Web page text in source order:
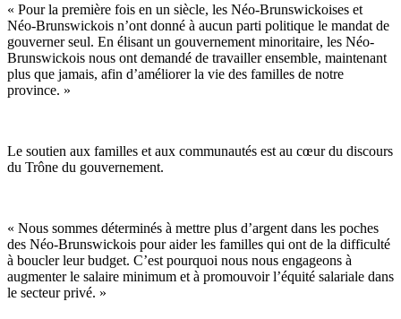
« Pour la première fois en un siècle, les Néo-Brunswickoises et
Néo-Brunswickois n’ont donné à aucun parti politique le mandat de
gouverner seul. En élisant un gouvernement minoritaire, les Néo-
Brunswickois nous ont demandé de travailler ensemble, maintenant
plus que jamais, afin d’améliorer la vie des familles de notre
province. »
Le soutien aux familles et aux communautés est au cœur du discours
du Trône du gouvernement.
« Nous sommes déterminés à mettre plus d’argent dans les poches
des Néo-Brunswickois pour aider les familles qui ont de la difficulté
à boucler leur budget. C’est pourquoi nous nous engageons à
augmenter le salaire minimum et à promouvoir l’équité salariale dans
le secteur privé. »